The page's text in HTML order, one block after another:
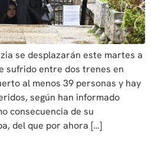
se desplazarán este martes a
sufrido entre dos trenes en
al menos 39 personas y hay
según han informado
consecuencia de su
del que por ahora […]